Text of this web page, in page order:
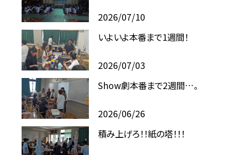
2026/07/10
いよいよ本番まで1週間！
2026/07/03
Show劇本番まで2週間…。
2026/06/26
積み上げろ！！紙の塔！！！